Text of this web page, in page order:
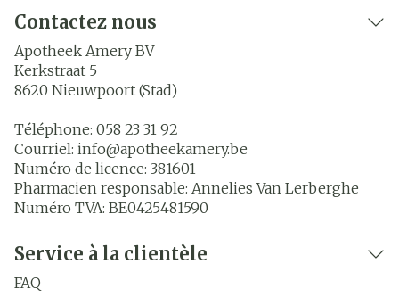
Contactez nous
Apotheek Amery BV
Kerkstraat 5
8620 Nieuwpoort (Stad)
Téléphone: 058 23 31 92
Courriel: info@apotheekamery.be
Numéro de licence: 381601
Pharmacien responsable: Annelies Van Lerberghe
Numéro TVA: BE0425481590
Service à la clientèle
FAQ